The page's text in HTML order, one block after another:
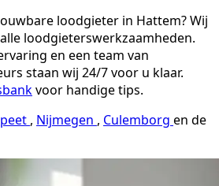
loodgieter in Hattem? Wij
loodgieterswerkzaamheden.
en een team van
staan wij 24/7 voor u klaar.
voor handige tips.
, Nijmegen , Culemborg en de